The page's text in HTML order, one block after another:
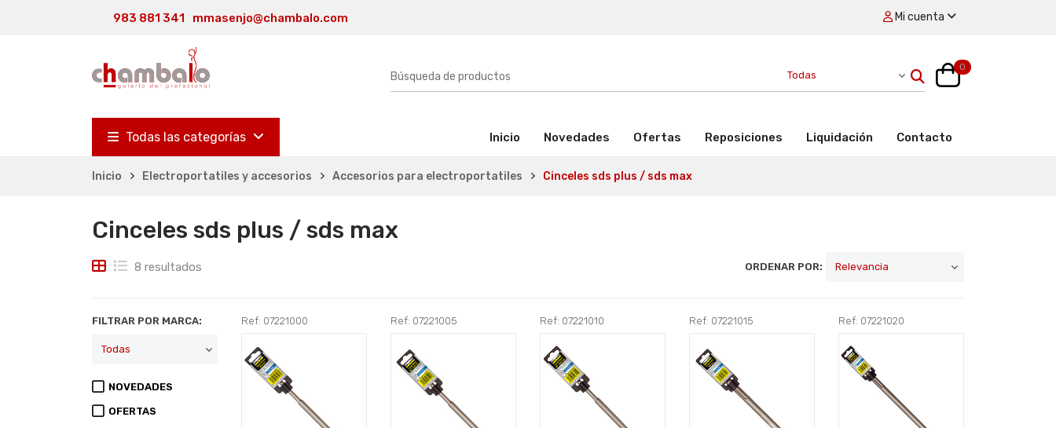
983 881 341 mmasenjo@chambalo.com Mi cuenta
0
Todas las categorías Inicio (activo)Novedades Ofertas Reposiciones Liquidación Contacto
Inicio Electroportatiles y accesorios Accesorios para electroportatiles Cinceles sds plus / sds max
Cinceles sds plus / sds max
8 resultados ORDENAR POR:
FILTRAR POR MARCA:
NOVEDADES
OFERTAS
Ref: 07221000 Ref: 07221005 Ref: 07221010 Ref: 07221015 Ref: 07221020